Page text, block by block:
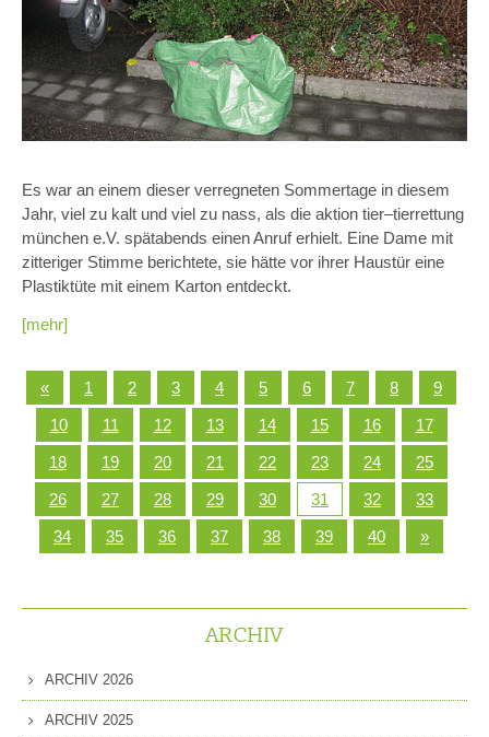
Es war an einem dieser verregneten Sommertage in diesem
Jahr, viel zu kalt und viel zu nass, als die aktion tier–tierrettung
münchen e.V. spätabends einen Anruf erhielt. Eine Dame mit
zitteriger Stimme berichtete, sie hätte vor ihrer Haustür eine
Plastiktüte mit einem Karton entdeckt.
[mehr]
« 1 2 3 4 5 6 7 8
9
10
11 12 13 14 15 16
17
18
19 20 21 22 23 24
25
26
27 28 29 30 31 32
33
34
35 36 37 38 39 40 »
ARCHIV
ARCHIV 2026
ARCHIV 2025